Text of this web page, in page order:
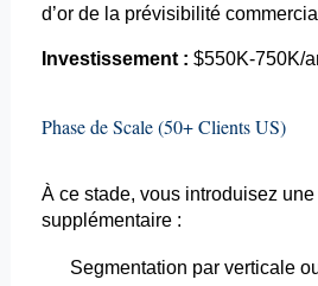
d’or de la prévisibilité
Investissement : $550K-750K/
Phase deScale(50+ Clients US)
À ce stade, vous introduisez
supplémentaire :
Segmentation par verticale